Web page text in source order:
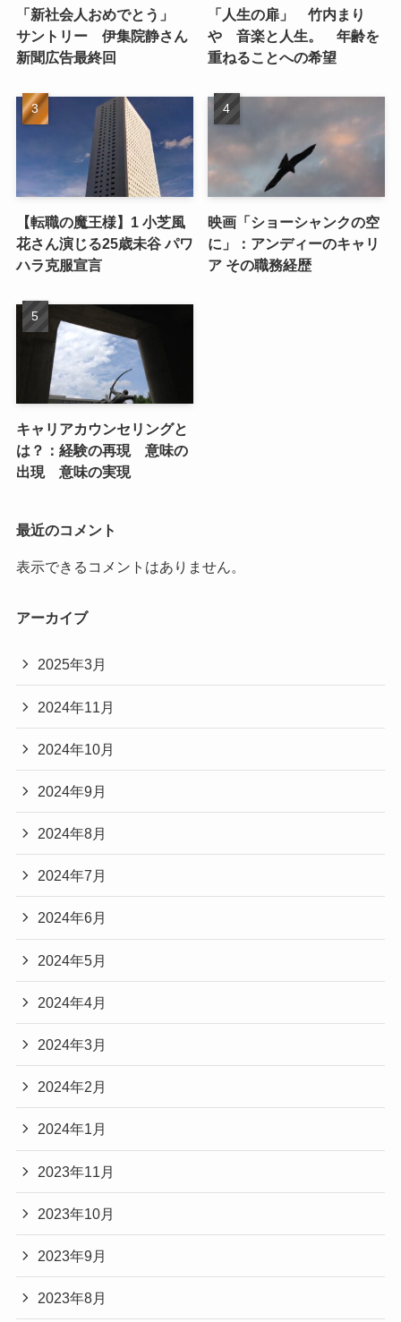
「新社会人おめでとう」
サントリー 伊集院静さん
新聞広告最終回
「人生の扉」 竹内まり
や 音楽と人生。 年齢を
重ねることへの希望
【転職の魔王様】1 小芝風
花さん演じる25歳未谷 パワ
ハラ克服宣言
映画「ショーシャンクの空
に」：アンディーのキャリ
ア その職務経歴
キャリアカウンセリングと
は？：経験の再現 意味の
出現 意味の実現
最近のコメント
表示できるコメントはありません。
アーカイブ
2025年3月
2024年11月
2024年10月
2024年9月
2024年8月
2024年7月
2024年6月
2024年5月
2024年4月
2024年3月
2024年2月
2024年1月
2023年11月
2023年10月
2023年9月
2023年8月